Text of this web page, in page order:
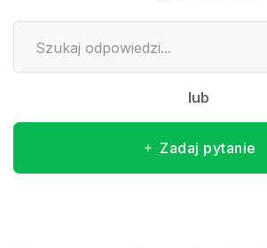
lub
Zadaj pytanie